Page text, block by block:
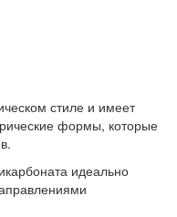
стиле и имеет
формы, которые
идеально